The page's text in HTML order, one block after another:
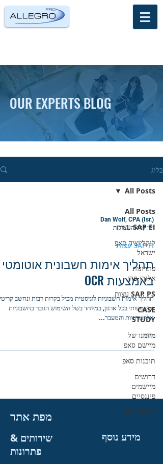
OUR EXPERTS BLOG
בלוג
All Posts
SAP FI עצות
לוקליזציה סאפ
ישראל
פתרונות
אלגרו-פרו
SAP PS עצות
CASE
STUDY
מיומנו של
מיישם סאפ
תובנות סאפ
דרושים
מיישמים
פיננסיים
אירועי סאפ
All Posts
Dan Wolf, CPA (Isr.)
זמן קריאה 1 דקות
SAP FI עצות
תהליך אימות חשבונית אוטומטי
באמצעות OCR
תהליך אימות חשבוניות לוגיסטית מכיל בקרות רבות ונחשב קריטי
ומשמעותי בכל ארגון, במיוחד בשל השימוש הגובר בחשבוניות
אלקטרוניות והמעבר...
מפת אתר
שירותים &
פתרונות
מידע נוסף